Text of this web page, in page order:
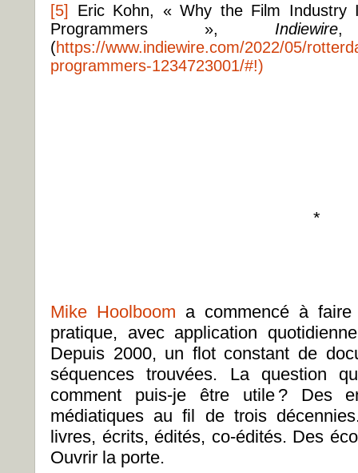
[5] Eric Kohn, « Why the Film Industry
Programmers », Indiewire,
(https://www.indiewire.com/2022/05/
programmers-1234723001/#!)
*
Mike Hoolboom a commencé à
pratique, avec application
Depuis 2000, un flot constant de
séquences trouvées. La question
comment puis-je être utile ? Des
médiatiques au fil de trois
livres, écrits, édités, co-édités. Des
Ouvrir la porte.